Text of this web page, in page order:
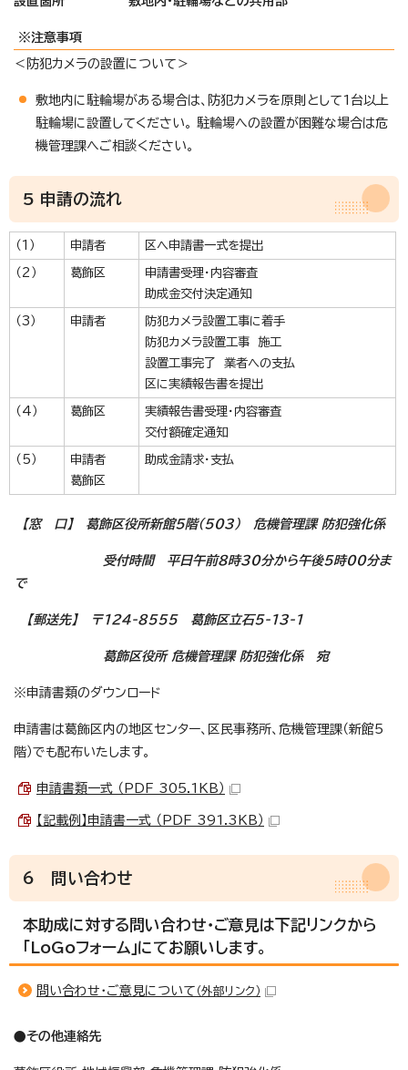
※注意事項
＜防犯カメラの設置について＞
敷地内に駐輪場がある場合は、防犯カメラを原則として1台以上
駐輪場に設置してください。 駐輪場への設置が困難な場合は危
機管理課へご相談ください。
5 申請の流れ
（1） 申請者 区へ申請書一式を提出
（2） 葛飾区
申請書受理・内容審査
助成金交付決定通知
（3） 申請者
防犯カメラ設置工事に着手
防犯カメラ設置工事 施工
設置工事完了 業者への支払
区に実績報告書を提出
（4） 葛飾区
実績報告書受理・内容審査
交付額確定通知
（5）
申請者
葛飾区
助成金請求・支払
【窓 口】 葛飾区役所新館5階（503） 危機管理課 防犯強化係
受付時間 平日午前8時30分から午後5時00分ま
で
【郵送先】 〒124-8555 葛飾区立石5-13-1
葛飾区役所 危機管理課 防犯強化係 宛
※申請書類のダウンロード
申請書は葛飾区内の地区センター、区民事務所、危機管理課（新館5
階）でも配布いたします。
申請書類一式 （PDF 305.1KB）
【記載例】申請書一式 （PDF 391.3KB）
6 問い合わせ
本助成に対する問い合わせ・ご意見は下記リンクから
「LoGoフォーム」にてお願いします。
問い合わせ・ご意見について （外部リンク）
●その他連絡先